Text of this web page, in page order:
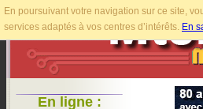
En poursuivant votre navigation sur ce site,
services adaptés à vos centres d’intérêts. En
En ligne :